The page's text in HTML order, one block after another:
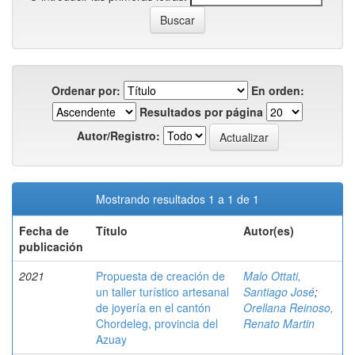
Ordenar por:
En orden:
Resultados por página
Autor/Registro:
Mostrando resultados 1 a 1 de 1
Fecha de
publicación
Título Autor(es)
2021
Propuesta de creación de
un taller turístico artesanal
de joyería en el cantón
Chordeleg, provincia del
Azuay
Malo Ottati,
Santiago José;
Orellana Reinoso,
Renato Martin